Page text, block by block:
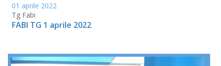
01 aprile 2022
Tg Fabi
FABI TG 1 aprile 2022